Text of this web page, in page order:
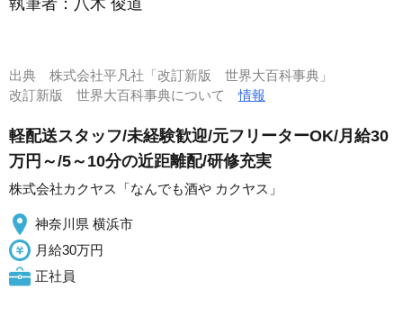
出典 株式会社平凡社「改訂新版 世界大百科事典」
改訂新版 世界大百科事典について情報
軽配送スタッフ/未経験歓迎/元フリーターOK/月給30
万円～/5～10分の近距離配/研修充実
株式会社カクヤス「なんでも酒や カクヤス」
神奈川県 横浜市
月給30万円
正社員